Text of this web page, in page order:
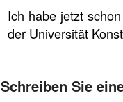
Ich habe jetzt
der Universität
Schreiben Sie